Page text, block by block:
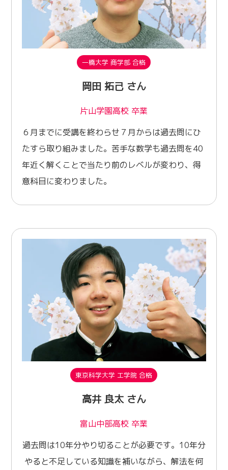
一橋大学 商学部 合格
岡田 拓己 さん
片山学園高校 卒業
６月までに受講を終わらせ７月からは過去問にひ
たすら取り組みました。苦手な数学も過去問を40
年近く解くことで当たり前のレベルが変わり、得
意科目に変わりました。
東京科学大学 工学院 合格
高井 良太 さん
富山中部高校 卒業
過去問は10年分やり切ることが必要です。10年分
やると不足している知識を補いながら、解法を何